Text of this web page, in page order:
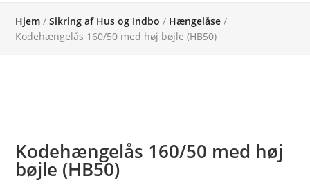
Hjem /Sikring af Hus og Indbo / Hængelåse /
Kodehængelås 160/50 med høj bøjle (HB50)
Kodehængelås 160/50 med høj
bøjle (HB50)